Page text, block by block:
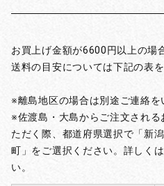
お買上げ金額が6600円以上の場
送料の目安については下記の表を
※離島地区の場合は別途ご連絡を
※佐渡島・大島からご注文され
ただく際、都道府県選択で「新
町」をご選択ください。詳しく
い。